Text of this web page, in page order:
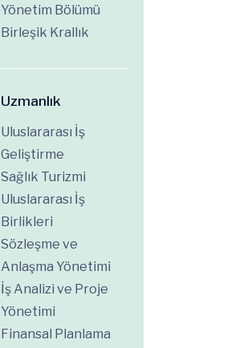
Yönetim Bölümü
Birleşik Krallık
Uzmanlık
Uluslararası İş
Geliştirme
Sağlık Turizmi
Uluslararası İş
Birlikleri
Sözleşme ve
Anlaşma Yönetimi
İş Analizi ve Proje
Yönetimi
Finansal Planlama